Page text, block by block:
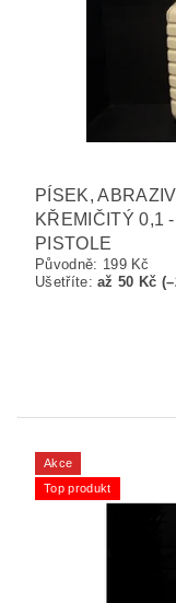
PÍSEK,
KŘEMIČITÝ 0,1
PISTOLE
Původně: 199 Kč
Ušetříte:až 50 Kč
Akce
Top produkt